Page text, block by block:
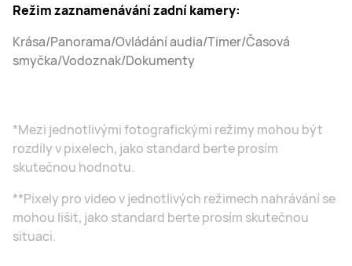
Režim zaznamenávání zadní kamery:
Krása/Panorama/Ovládání audia/Timer/Časová
smyčka/Vodoznak/Dokumenty
*Mezi jednotlivými fotografickými režimy mohou být
rozdíly v pixelech, jako standard berte prosím
skutečnou hodnotu.
**Pixely pro video v jednotlivých režimech nahrávání se
mohou lišit, jako standard berte prosím skutečnou
situaci.